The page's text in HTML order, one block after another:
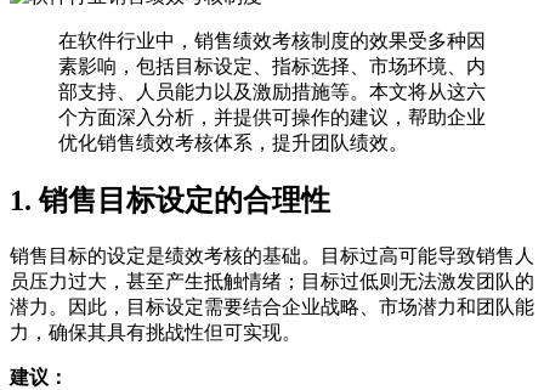
在软件行业中，销售绩效考核制度的效果受多种因
素影响，包括目标设定、指标选择、市场环境、内
部支持、人员能力以及激励措施等。本文将从这六
个方面深入分析，并提供可操作的建议，帮助企业
优化销售绩效考核体系，提升团队绩效。
1. 销售目标设定的合理性
销售目标的设定是绩效考核的基础。目标过高可能导致销售人
员压力过大，甚至产生抵触情绪；目标过低则无法激发团队的
潜力。因此，目标设定需要结合企业战略、市场潜力和团队能
力，确保其具有挑战性但可实现。
建议：